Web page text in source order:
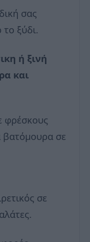
σας
το ξύδι.
ή ξινή
και
φρέσκους
σε
σε